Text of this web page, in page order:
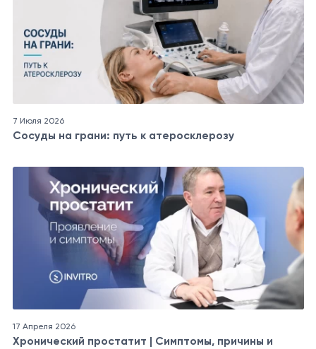
7 Июля 2026
Сосуды на грани: путь к атеросклерозу
17 Апреля 2026
Хронический простатит | Симптомы, причины и